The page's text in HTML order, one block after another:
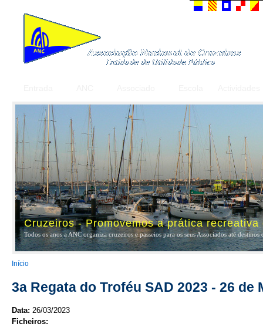
Cruzeiros - Promovemos a prática
Todos os anos a ANC organiza cruzeiros e passeios para os seus Associados até
You are here
Início
3a Regata do Troféu SAD 2023 - 26 de
Data: 26/03/2023
Ficheiros: